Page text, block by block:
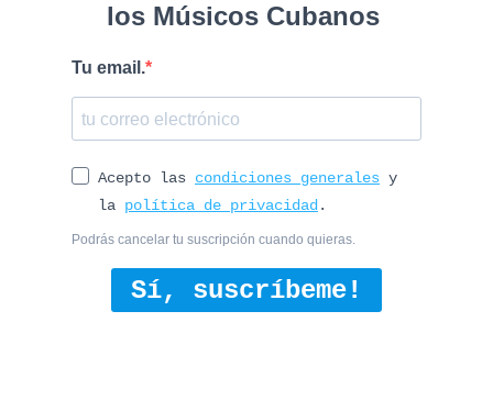
los Músicos Cubanos
Tu email.
Acepto las condiciones generales y
la política de privacidad.
Podrás cancelar tu suscripción cuando quieras.
Sí, suscríbeme!